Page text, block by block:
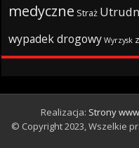
medyczne Straż
wypadek drogowy Wyrzysk
Realizacja: Strony
© Copyright 2023, Wszelkie